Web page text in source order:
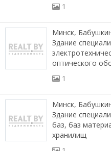
1
Минск,
Здание
оптического
1
Минск,
Здание
баз, баз
хранилищ